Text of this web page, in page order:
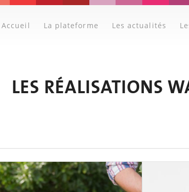
Accueil La plateforme Les actualités
LES RÉALISATIONS